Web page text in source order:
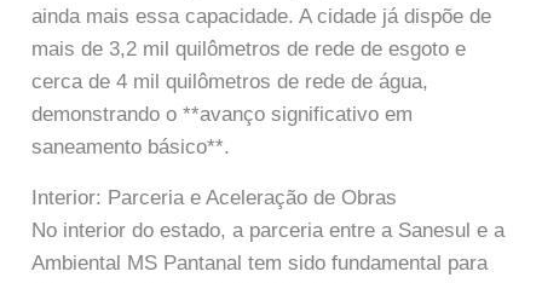
ainda mais essa capacidade. A cidade já dispõe de
mais de 3,2 mil quilômetros de rede de esgoto e
cerca de 4 mil quilômetros de rede de água,
demonstrando o **avanço significativo em
saneamento básico**.
Interior: Parceria e Aceleração de Obras
No interior do estado, a parceria entre a Sanesul e a
Ambiental MS Pantanal tem sido fundamental para